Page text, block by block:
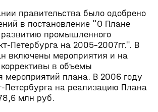
правительства было одобрено
в постановление "О Плане
промышленного
Петербурга на 2005-2007гг.". В
включены мероприятия и на
в объемы
мероприятий плана. В 2006 году
на реализацию Плана
млн руб.